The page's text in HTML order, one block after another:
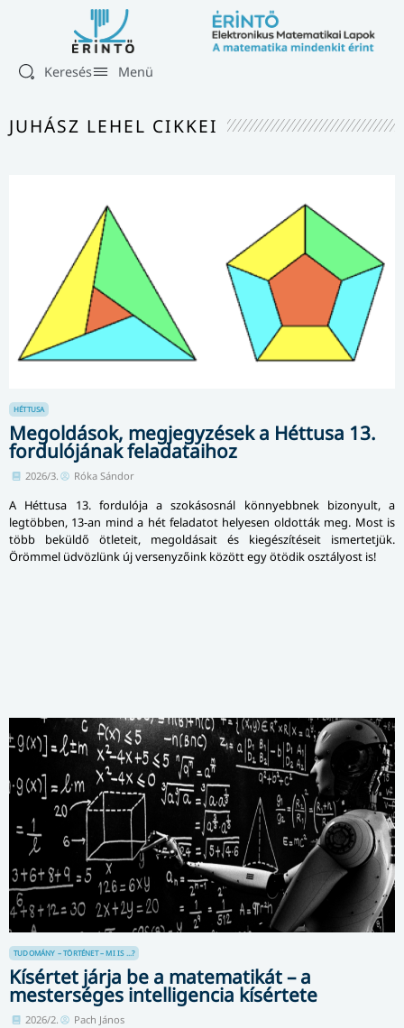
Keresés Menü
JUHÁSZ LEHEL CIKKEI
HÉTTUSA
Megoldások, megjegyzések a Héttusa 13.
fordulójának feladataihoz
2026/3. Róka Sándor
A Héttusa 13. fordulója a szokásosnál könnyebbnek bizonyult, a
legtöbben, 13-an mind a hét feladatot helyesen oldották meg. Most is
több beküldő ötleteit, megoldásait és kiegészítéseit ismertetjük.
Örömmel üdvözlünk új versenyzőink között egy ötödik osztályost is!
TUDOMÁNY – TÖRTÉNET – MI IS ...?
Kísértet járja be a matematikát – a
mesterséges intelligencia kísértete
2026/2. Pach János